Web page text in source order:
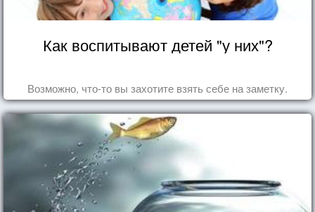
Как воспитывают детей "у них"?
Возможно, что-то вы захотите взять себе на заметку.